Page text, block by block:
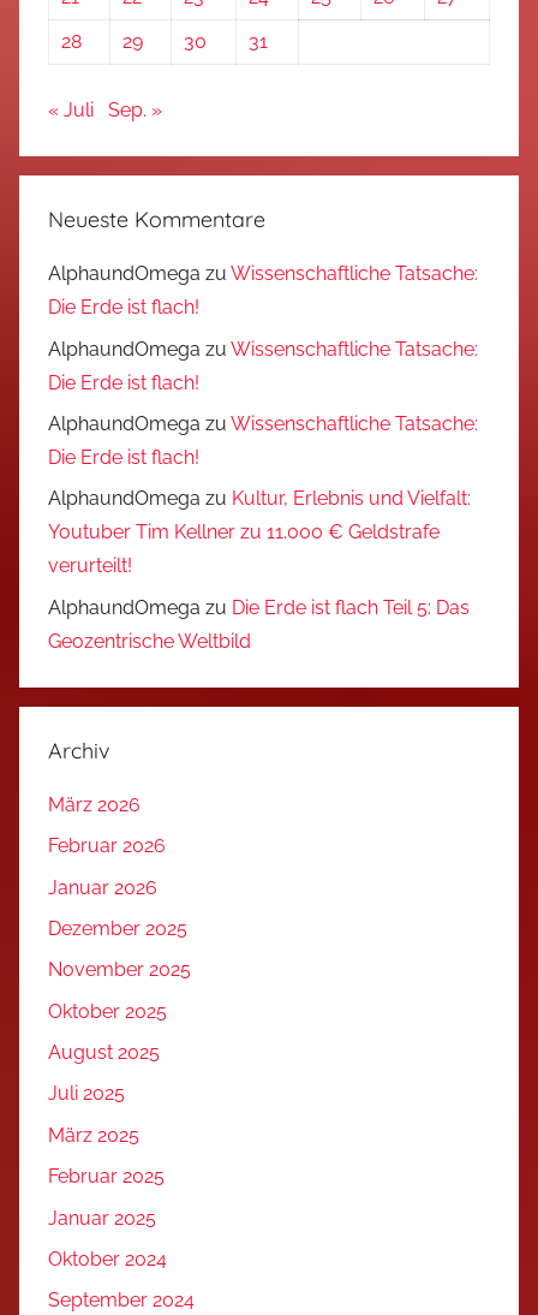
28
29 30 31
« Juli Sep. »
Neueste Kommentare
AlphaundOmega zu Wissenschaftliche Tatsache:
Die Erde ist flach!
AlphaundOmega zu Wissenschaftliche Tatsache:
Die Erde ist flach!
AlphaundOmega zu Wissenschaftliche Tatsache:
Die Erde ist flach!
AlphaundOmega zu Kultur, Erlebnis und Vielfalt:
Youtuber Tim Kellner zu 11.000 € Geldstrafe
verurteilt!
AlphaundOmega zu Die Erde ist flach Teil 5: Das
Geozentrische Weltbild
Archiv
März 2026
Februar 2026
Januar 2026
Dezember 2025
November 2025
Oktober 2025
August 2025
Juli 2025
März 2025
Februar 2025
Januar 2025
Oktober 2024
September 2024